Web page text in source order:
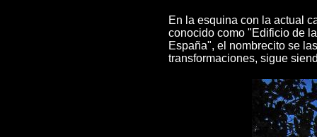
En la esquina con la actual
conocido como "Edificio de
España", el nombrecito se
transformaciones, sigue